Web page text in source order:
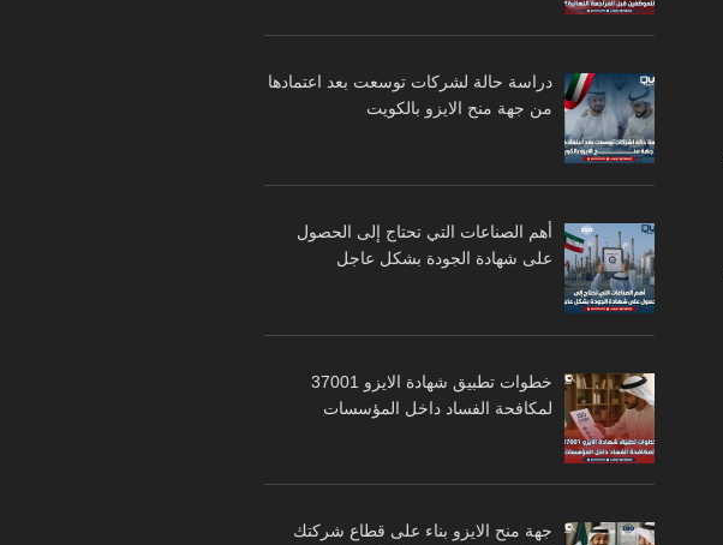
دراسة حالة لشركات توسعت بعد اعتمادها
من جهة منح الايزو بالكويت
أهم الصناعات التي تحتاج إلى الحصول
على شهادة الجودة بشكل عاجل
خطوات تطبيق شهادة الايزو 37001
لمكافحة الفساد داخل المؤسسات
جهة منح الايزو بناء على قطاع شركتك